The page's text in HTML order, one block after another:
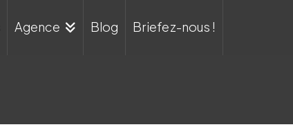
Agence Blog Briefez-nous !